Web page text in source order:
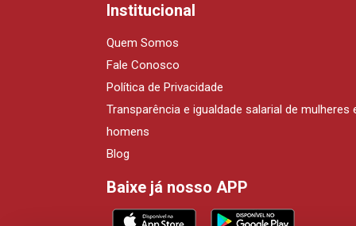
Institucional
Quem Somos
Fale Conosco
Política de Privacidade
Transparência e igualdade salarial de mulheres
homens
Blog
Baixe já nosso APP